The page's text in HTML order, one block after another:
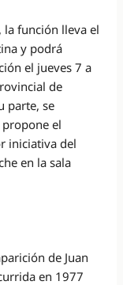
la función lleva el
y podrá
el jueves 7 a
de
parte, se
el
iniciativa del
en la sala
de Juan
en 1977